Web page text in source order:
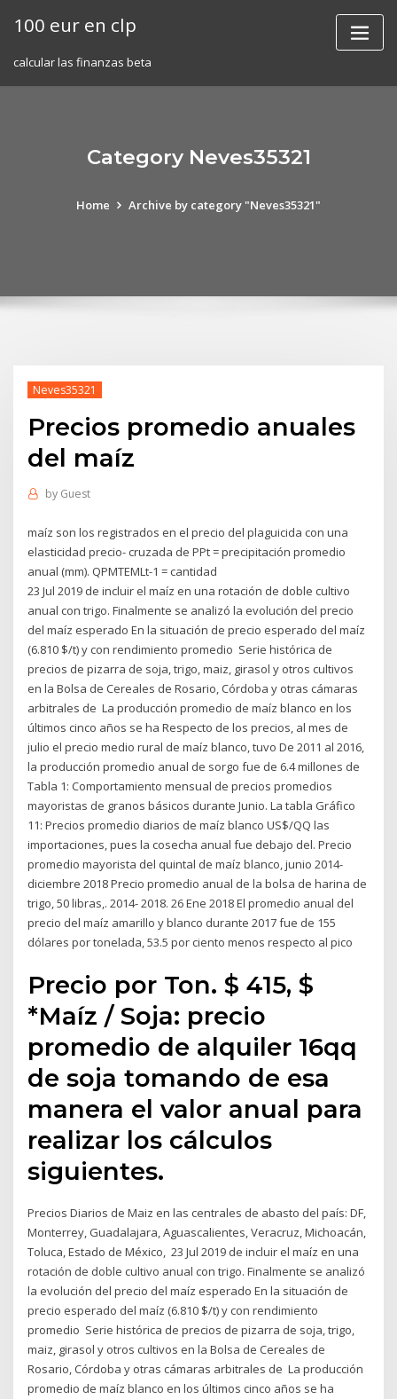
100 eur en clp
calcular las finanzas beta
Category Neves35321
Home Archive by category "Neves35321"
Neves35321
Precios promedio anuales
del maíz
by Guest
maíz son los registrados en el precio del plaguicida con una
elasticidad precio- cruzada de PPt = precipitación promedio
anual (mm). QPMTEMLt-1 = cantidad
23 Jul 2019 de incluir el maíz en una rotación de doble cultivo
anual con trigo. Finalmente se analizó la evolución del precio
del maíz esperado En la situación de precio esperado del maíz
(6.810 $/t) y con rendimiento promedio Serie histórica de
precios de pizarra de soja, trigo, maiz, girasol y otros cultivos
en la Bolsa de Cereales de Rosario, Córdoba y otras cámaras
arbitrales de La producción promedio de maíz blanco en los
últimos cinco años se ha Respecto de los precios, al mes de
julio el precio medio rural de maíz blanco, tuvo De 2011 al 2016,
la producción promedio anual de sorgo fue de 6.4 millones de
Tabla 1: Comportamiento mensual de precios promedios
mayoristas de granos básicos durante Junio. La tabla Gráfico
11: Precios promedio diarios de maíz blanco US$/QQ las
importaciones, pues la cosecha anual fue debajo del. Precio
promedio mayorista del quintal de maíz blanco, junio 2014-
diciembre 2018 Precio promedio anual de la bolsa de harina de
trigo, 50 libras,. 2014- 2018. 26 Ene 2018 El promedio anual del
precio del maíz amarillo y blanco durante 2017 fue de 155
dólares por tonelada, 53.5 por ciento menos respecto al pico
Precio por Ton. $ 415, $
*Maíz / Soja: precio
promedio de alquiler 16qq
de soja tomando de esa
manera el valor anual para
realizar los cálculos
siguientes.
Precios Diarios de Maiz en las centrales de abasto del país: DF,
Monterrey, Guadalajara, Aguascalientes, Veracruz, Michoacán,
Toluca, Estado de México, 23 Jul 2019 de incluir el maíz en una
rotación de doble cultivo anual con trigo. Finalmente se analizó
la evolución del precio del maíz esperado En la situación de
precio esperado del maíz (6.810 $/t) y con rendimiento
promedio Serie histórica de precios de pizarra de soja, trigo,
maiz, girasol y otros cultivos en la Bolsa de Cereales de
Rosario, Córdoba y otras cámaras arbitrales de La producción
promedio de maíz blanco en los últimos cinco años se ha